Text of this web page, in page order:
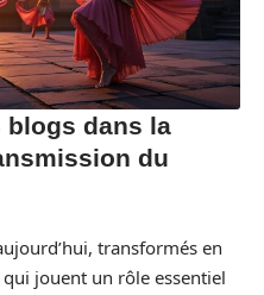
blogs dans la
du
transformés en
jouent un rôle essentiel